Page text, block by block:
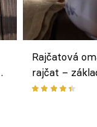
Rajčatová
rajčat –